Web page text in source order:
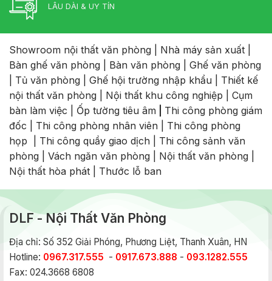
LÂU DÀI & UY TÍN
Showroom nội thất văn phòng Nhà máy sản xuất
Bàn ghế văn phòng
Bàn văn phòng
Ghế văn phòng
Tủ văn phòng Ghế hội trường nhập khẩu
Thiết kế
nội thất văn phòng
Nội thất khu công nghiệp
Cụm
bàn làm việc
Ốp tường tiêu âm
Thi công phòng giám
đốc
Thi công phòng nhân viên
Thi công phòng
họp
Thi công quầy giao dịch
Thi công sảnh văn
phòng
Vách ngăn văn phòng Nội thất văn phòng
Nội thất hòa phát
Thước lỗ ban
DLF - Nội Thất Văn Phòng
Địa chỉ: Số 352 Giải Phóng, Phương Liệt, Thanh Xuân, HN
Hotline: 0967.317.555 - 0917.673.888 - 093.1282.555
Fax: 024.3668 6808